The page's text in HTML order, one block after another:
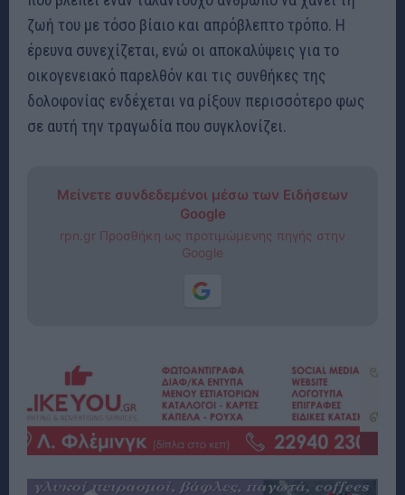
ζωή του με τόσο βίαιο και απρόβλεπτο τρόπο. Η
έρευνα συνεχίζεται, ενώ οι αποκαλύψεις για το
οικογενειακό παρελθόν και τις συνθήκες της
δολοφονίας ενδέχεται να ρίξουν περισσότερο φως
σε αυτή την τραγωδία που συγκλονίζει.
Μείνετε συνδεδεμένοι μέσω των Ειδήσεων
Google
rpn.gr Προσθήκη ως προτιμώμενης πηγής στην
Google